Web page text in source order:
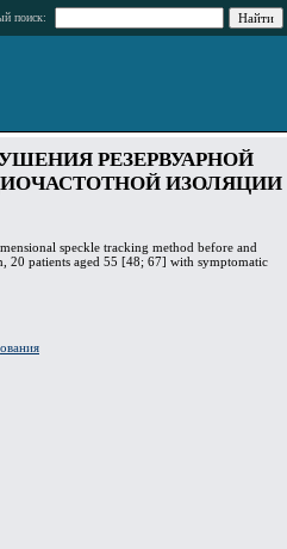
поиск:
РЕЗЕРВУАРНОЙ
ИЗОЛЯЦИИ
speckle tracking method before and
20 patients aged 55 [48; 67] with symptomatic